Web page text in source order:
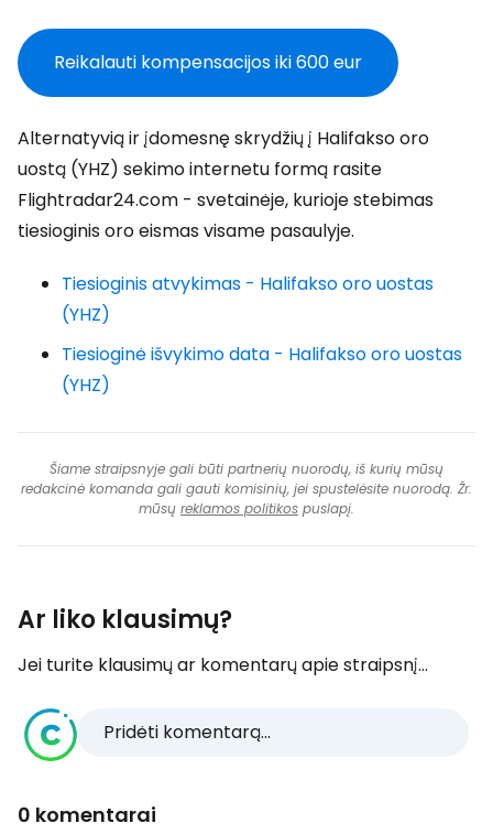
Reikalauti kompensacijos iki 600 eur
Alternatyvią ir įdomesnę skrydžių į Halifakso oro
uostą (YHZ) sekimo internetu formą rasite
Flightradar24.com - svetainėje, kurioje stebimas
tiesioginis oro eismas visame pasaulyje.
Tiesioginis atvykimas - Halifakso oro uostas
(YHZ)
Tiesioginė išvykimo data - Halifakso oro uostas
(YHZ)
Šiame straipsnyje gali būti partnerių nuorodų, iš kurių mūsų
redakcinė komanda gali gauti komisinių, jei spustelėsite nuorodą. Žr.
mūsų reklamos politikos puslapį.
Ar liko klausimų?
Jei turite klausimų ar komentarų apie straipsnį...
Pridėti komentarą...
0 komentarai